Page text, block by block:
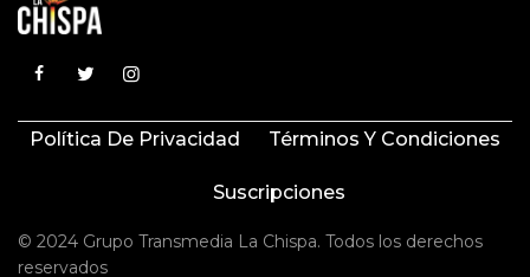
Política De Privacidad Términos Y Condiciones
Suscripciones
© 2024 Grupo Transmedia La Chispa. Todos los derechos
reservados